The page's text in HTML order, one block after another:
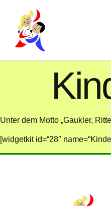
Unter dem Motto „Gaukler,
[widgetkit id=“28″